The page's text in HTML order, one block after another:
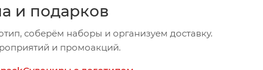
и подарков
соберём наборы и организуем доставку.
и промоакций.